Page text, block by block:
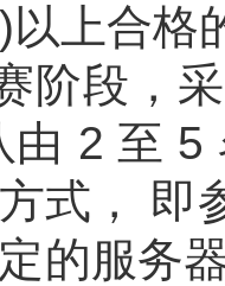
以上合格
阶段，
由 2 至 5
式， 即
的服务